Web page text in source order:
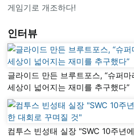
게임기로 개조하다!
인터뷰
글라이드 만든 브루트포스, “슈퍼
세상이 넓어지는 재미를 추구했다”
컴투스 빈성태 실장 "SWC 10주년